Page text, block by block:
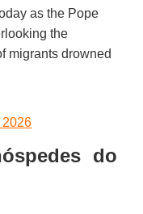
as the Pope
the
migrants drowned
2026
do